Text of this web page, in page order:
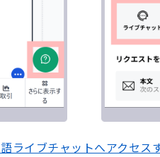
ライブチャットへアクセス